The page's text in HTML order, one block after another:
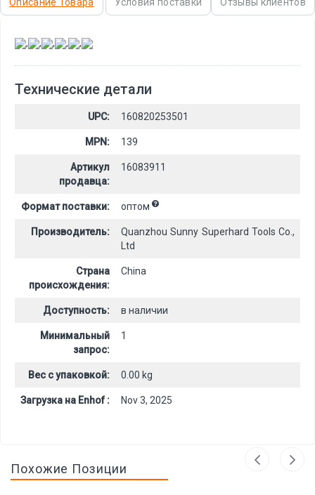
, , , , ,
Технические детали
UPC: 160820253501
MPN: 139
Артикул
продавца:
16083911
Формат поставки: оптом
Производитель:
Quanzhou Sunny Superhard Tools Co.,
Ltd
Страна
происхождения:
China
Доступность: в наличии
Минимальный
запрос:
1
Вес с упаковкой: 0.00 kg
Загрузка на Enhof : Nov 3, 2025
Похожие Позиции